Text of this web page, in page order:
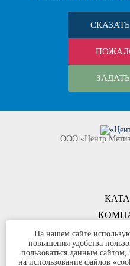
ООО «Центр
©ООО «Центр
Все
На нашем сайте
повышения удобства
пользоваться данным сайтом,
на использование файлов